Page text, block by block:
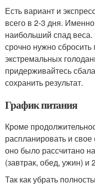
Есть вариант и
всего в 2-3 дня.
наибольший спад
срочно нужно
экстремальных
придерживайтесь
сохранить результат.
График питания
Кроме
распланировать и
оно было рассчитано
(завтрак, обед, ужин) и
Так как убрать